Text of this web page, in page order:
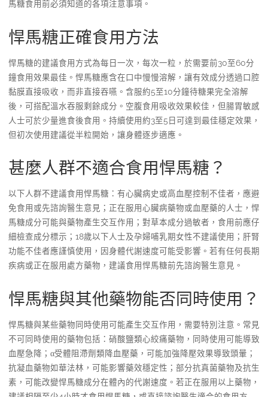
馬糖食用前必須知道的各項注意事項。
悍馬糖正確食用方法
悍馬糖的建議食用方式為每日一次，每次一粒，於需要前30至60分
鐘食用效果最佳。悍馬糖應含在口中慢慢溶解，讓有效成分透過口腔
黏膜直接吸收，而非直接吞嚥。含服約5至10分鐘待糖果完全溶解
後，可搭配溫水吞服剩餘成分。空腹食用吸收效果較佳，但腸胃敏感
人士可於少量進食後食用。持續使用約3至5日可達到最佳穩定效果，
但初次使用建議從半粒開始，讓身體逐步適應。
甚麼人群不適合食用悍馬糖？
以下人群不建議食用悍馬糖：有心臟病史或高血壓控制不佳者，應避
免食用或先諮詢醫生意見；正在服用心臟病藥物或血壓藥的人士，悍
馬糖成分可能與藥物產生交互作用；對草本成分過敏者，食用前應仔
細檢查成分標示；18歲以下人士及孕婦哺乳期女性不建議使用；肝腎
功能不佳者應謹慎使用，因身體代謝速度可能受影響。若有任何長期
疾病或正在服用處方藥物，建議食用悍馬糖前先諮詢醫生意見。
悍馬糖與其他藥物能否同時使用？
悍馬糖與某些藥物同時使用可能產生交互作用，需要特別注意。常見
不可同時使用的藥物包括：硝酸鹽類心絞痛藥物，同時使用可能導致
血壓急降；α受體阻滯劑類降血壓藥，可能加強降壓效果導致頭暈；
抗凝血藥物如華法林，可能影響藥效穩定性；部分抗真菌藥物及抗生
素，可能改變悍馬糖成分在體內的代謝速度。若正在服用以上藥物，